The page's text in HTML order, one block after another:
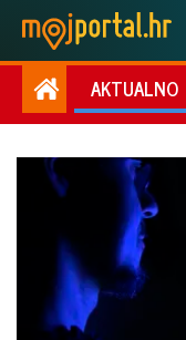
AKTUALNO